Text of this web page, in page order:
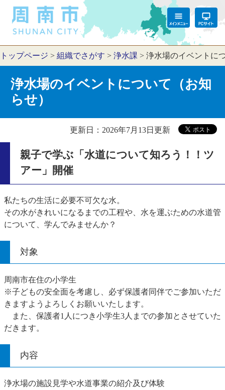
トップページ > 組織でさがす > 浄水課 > 浄水場のイベントに
浄水場のイベントについて（お知
らせ）
更新日：2026年7月13日更新
親子で学ぶ「水道について知ろう！！ツ
アー」開催
私たちの生活に必要不可欠な水。
その水がきれいになるまでの工程や、水を運ぶための水道管
について、学んでみませんか？
対象
周南市在住の小学生
※子どもの安全面を考慮し、必ず保護者同伴でご参加いただ
きますようよろしくお願いいたします。
また、保護者1人につき小学生3人までの参加とさせていた
だきます。
内容
浄水場の施設見学や水道事業の紹介及び体験